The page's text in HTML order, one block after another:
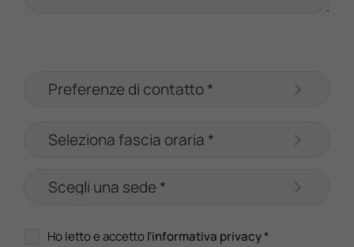
Ho letto e accettol'informativa privacy*